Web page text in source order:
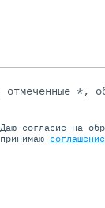
отмеченные *,
Даю согласие на
принимаю соглашение